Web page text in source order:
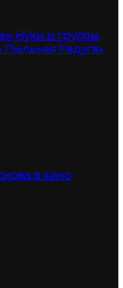
Нуки и группы
Пыльная Радуга»
в кино